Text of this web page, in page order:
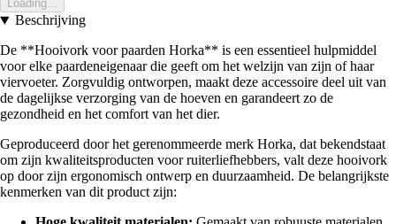
Loading...
Beschrijving
De **Hooivork voor paarden Horka** is een essentieel hulpmiddel
voor elke paardeneigenaar die geeft om het welzijn van zijn of haar
viervoeter. Zorgvuldig ontworpen, maakt deze accessoire deel uit van
de dagelijkse verzorging van de hoeven en garandeert zo de
gezondheid en het comfort van het dier.
Geproduceerd door het gerenommeerde merk Horka, dat bekendstaat
om zijn kwaliteitsproducten voor ruiterliefhebbers, valt deze hooivork
op door zijn ergonomisch ontwerp en duurzaamheid. De belangrijkste
kenmerken van dit product zijn: